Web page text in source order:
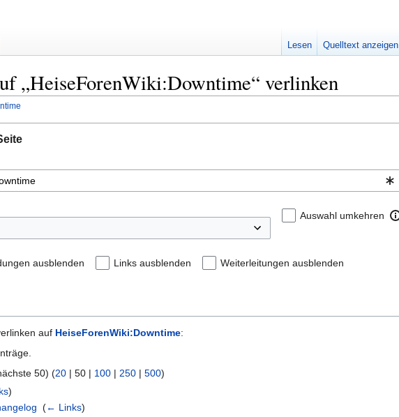
„HeiseForenWiki:Downtime“ verlinken
Auswahl umkehren
ausblenden Links ausblenden Weiterleitungen ausblenden
auf HeiseForenWiki:Downtime:
50) (20 | 50 | 100 | 250 | 500)
)
‎(← Links)
Lesen Quelltext anzeigen